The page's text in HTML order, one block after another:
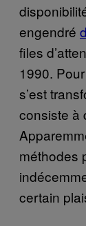
engendré
files
1990.
s’est
consiste à
méthodes
certain